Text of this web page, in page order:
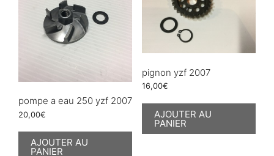
pompe a eau 250 yzf 2007
20,00€
AJOUTER AU
PANIER
pignon yzf 2007
16,00€
AJOUTER AU
PANIER